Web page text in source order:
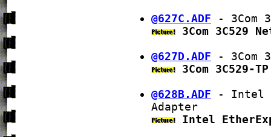
@627C.ADF - 3Com
3Com 3C529
@627D.ADF - 3Com
3Com 3C529-
@628B.ADF - Intel
Adapter
Intel